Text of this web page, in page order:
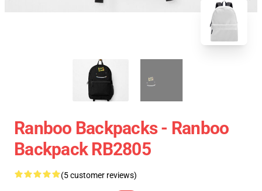
Ranboo Backpacks - Ranboo
Backpack RB2805
(5 customer reviews)